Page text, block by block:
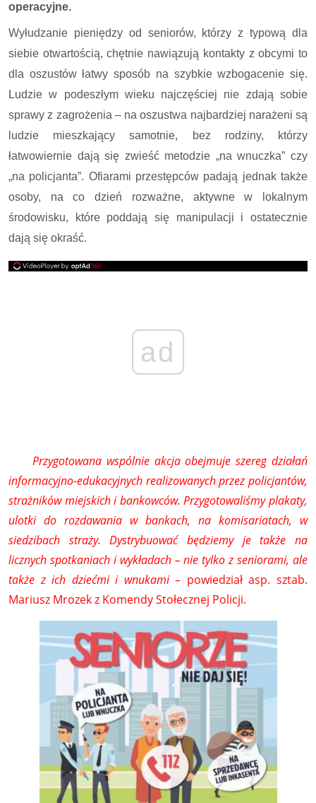
operacyjne.
Wyłudzanie pieniędzy od seniorów, którzy z typową dla
siebie otwartością, chętnie nawiązują kontakty z obcymi to
dla oszustów łatwy sposób na szybkie wzbogacenie się.
Ludzie w podeszłym wieku najczęściej nie zdają sobie
sprawy z zagrożenia – na oszustwa najbardziej narażeni są
ludzie mieszkający samotnie, bez rodziny, którzy
łatwowiernie dają się zwieść metodzie „na wnuczka” czy
„na policjanta”. Ofiarami przestępców padają jednak także
osoby, na co dzień rozważne, aktywne w lokalnym
środowisku, które poddają się manipulacji i ostatecznie
dają się okraść.
ad
Przygotowana wspólnie akcja obejmuje szereg działań
informacyjno-edukacyjnych realizowanych przez policjantów,
strażników miejskich i bankowców. Przygotowaliśmy plakaty,
ulotki do rozdawania w bankach, na komisariatach, w
siedzibach straży. Dystrybuować będziemy je także na
licznych spotkaniach i wykładach – nie tylko z seniorami, ale
także z ich dziećmi i wnukami– powiedział asp. sztab.
Mariusz Mrozek z Komendy Stołecznej Policji.